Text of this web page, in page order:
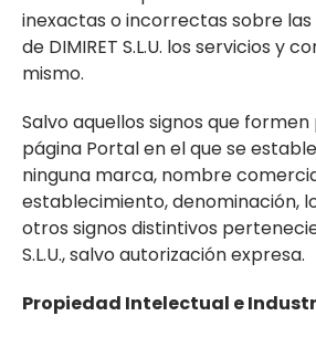
inexactas o incorrectas sobre
de DIMIRET S.L.U. los servicios y
mismo.
Salvo aquellos signos que
página Portal en el que se
ninguna marca, nombre
establecimiento, denominación,
otros signos distintivos
S.L.U., salvo autorización expresa.
Propiedad Intelectual e